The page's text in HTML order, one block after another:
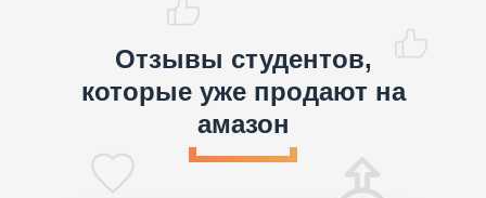
Отзывы студентов,
которые уже продают на
амазон